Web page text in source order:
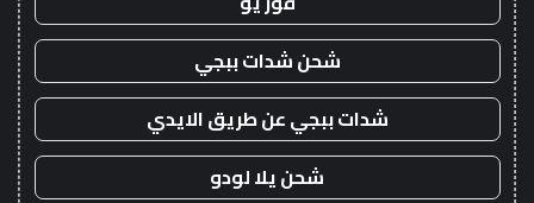
شحن شدات ببجي
شدات ببجي عن طريق الايدي
شحن يلا لودو